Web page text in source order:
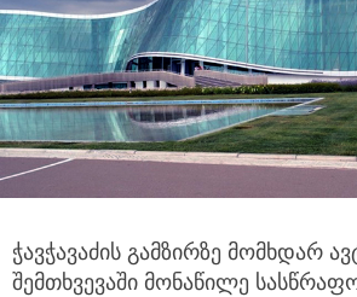
ჭავჭავაძის გამზირზე მომხდარ
შემთხვევაში მონაწილე